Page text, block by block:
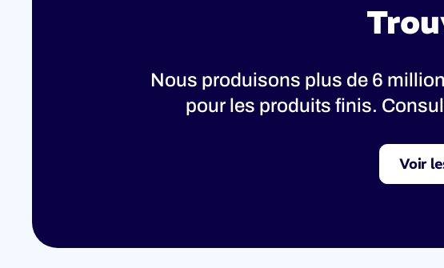
Nous produisons plus de 6
pour les produits finis.
Voir